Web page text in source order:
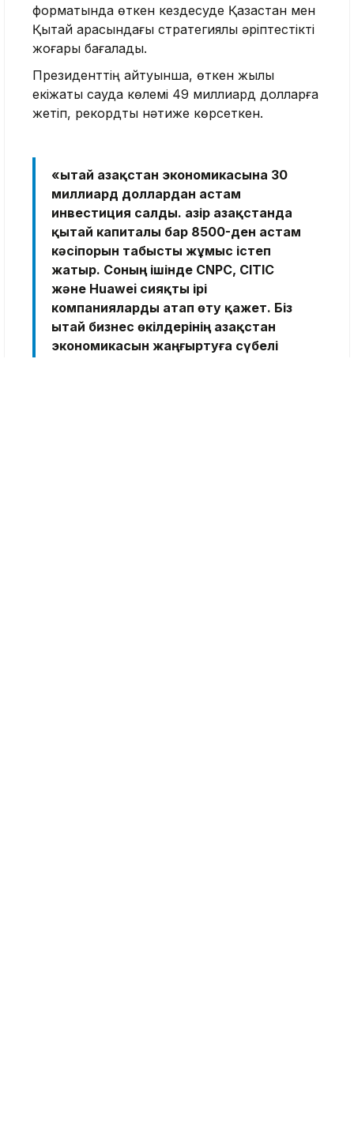
форматында өткен кездесуде Қазақстан мен
Қытай арасындағы стратегиялық әріптестікті
жоғары бағалады.
Президенттің айтуынша, өткен жылы
екіжақты сауда көлемі 49 миллиард долларға
жетіп, рекордтық нәтиже көрсеткен.
«Қытай Қазақстан экономикасына 30
миллиард доллардан астам
инвестиция салды. Қазір Қазақстанда
қытай капиталы бар 8500-ден астам
кәсіпорын табысты жұмыс істеп
жатыр. Соның ішінде CNPC, CITIC
және Huawei сияқты ірі
компанияларды атап өту қажет. Біз
Қытай бизнес өкілдерінің Қазақстан
экономикасын жаңғыртуға сүбелі